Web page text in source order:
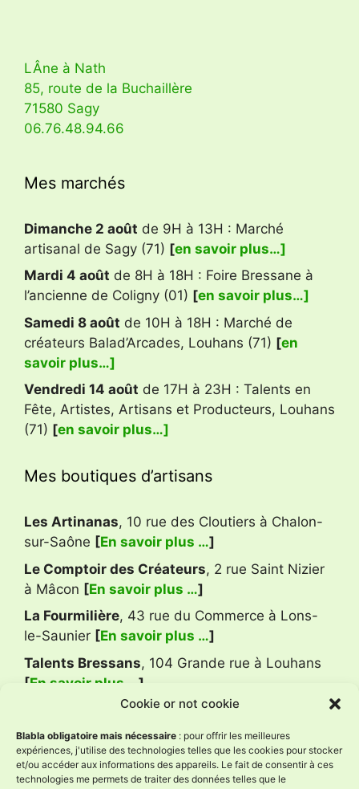
Cookie or not cookie
Blabla obligatoire mais nécessaire : pour offrir les meilleures
expériences, j'utilise des technologies telles que les cookies pour stocker
et/ou accéder aux informations des appareils. Le fait de consentir à ces
technologies me permets de traiter des données telles que le
LÂne à Nath
85, route de la Buchaillère
71580 Sagy
06.76.48.94.66
Mes marchés
Dimanche 2 août de 9H à 13H : Marché
artisanal de Sagy (71) [en savoir plus…]
Mardi 4 août de 8H à 18H : Foire Bressane à
l’ancienne de Coligny (01) [en savoir plus…]
Samedi 8 août de 10H à 18H : Marché de
créateurs Balad’Arcades, Louhans (71) [en
savoir plus…]
Vendredi 14 août de 17H à 23H : Talents en
Fête, Artistes, Artisans et Producteurs, Louhans
(71) [en savoir plus…]
Mes boutiques d’artisans
Les Artinanas, 10 rue des Cloutiers à Chalon-
sur-Saône [En savoir plus …]
Le Comptoir des Créateurs, 2 rue Saint Nizier
à Mâcon [En savoir plus …]
La Fourmilière, 43 rue du Commerce à Lons-
le-Saunier [En savoir plus …]
Talents Bressans, 104 Grande rue à Louhans
[En savoir plus … ]
Avis Google
L'Âne à Nath